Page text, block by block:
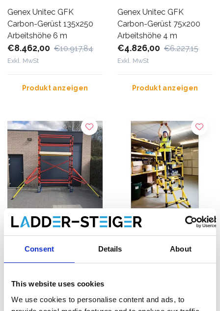
Consent Details About
This website uses cookies
We use cookies to personalise content and ads, to
Genex Unitec GFK
Carbon-Gerüst 135x250
Arbeitshöhe 6 m
€8.462,00 €10.917,84
Exkl. MwSt
Produkt anzeigen
Genex Unitec GFK
Carbon-Gerüst 75x200
Arbeitshöhe 4 m
€4.826,00 €6.227,15
Exkl. MwSt
Produkt anzeigen
Genex Unitec GFK
Carbon-Gerüst 75x250
Arbeitshöhe 4 m
Exkl. MwSt
Genex Kunststoff Podest
Höhe 1,25 m